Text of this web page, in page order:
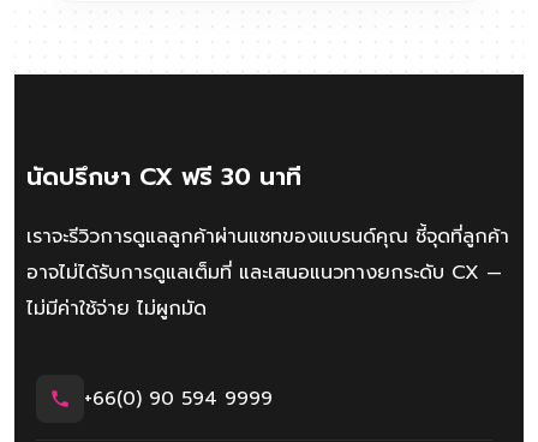
นัดปรึกษา CX ฟรี 30 นาที
เราจะรีวิวการดูแลลูกค้าผ่านแชทของแบรนด์คุณ ชี้จุดที่ลูกค้า
อาจไม่ได้รับการดูแลเต็มที่ และเสนอแนวทางยกระดับ CX —
ไม่มีค่าใช้จ่าย ไม่ผูกมัด
+66(0) 90 594 9999